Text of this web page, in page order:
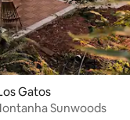
Gatos
Sunwoods